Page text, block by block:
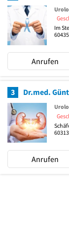
Im
60435
Anrufen
3 Dr.med.
60313
Anrufen